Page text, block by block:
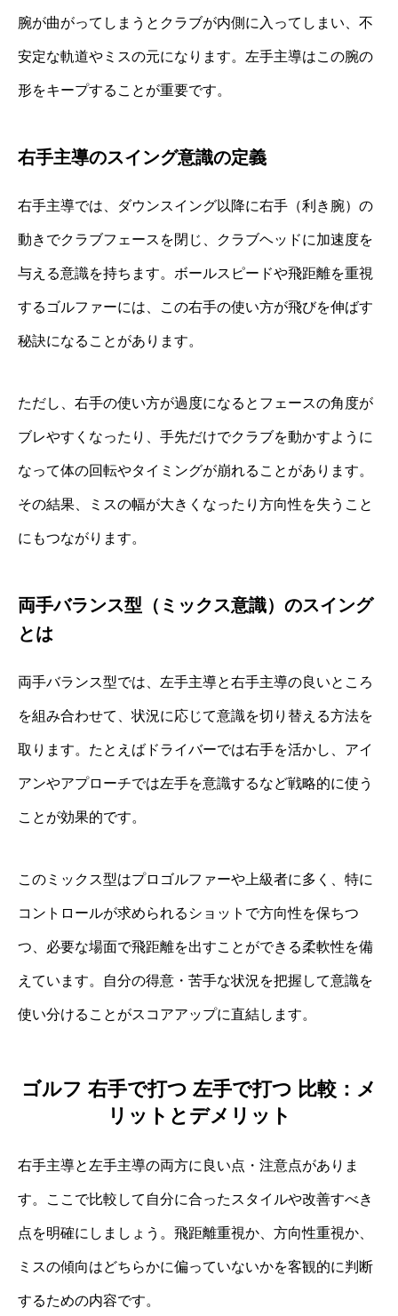
腕が曲がってしまうとクラブが内側に入ってしまい、不
安定な軌道やミスの元になります。左手主導はこの腕の
形をキープすることが重要です。
右手主導のスイング意識の定義
右手主導では、ダウンスイング以降に右手（利き腕）の
動きでクラブフェースを閉じ、クラブヘッドに加速度を
与える意識を持ちます。ボールスピードや飛距離を重視
するゴルファーには、この右手の使い方が飛びを伸ばす
秘訣になることがあります。
ただし、右手の使い方が過度になるとフェースの角度が
ブレやすくなったり、手先だけでクラブを動かすように
なって体の回転やタイミングが崩れることがあります。
その結果、ミスの幅が大きくなったり方向性を失うこと
にもつながります。
両手バランス型（ミックス意識）のスイング
とは
両手バランス型では、左手主導と右手主導の良いところ
を組み合わせて、状況に応じて意識を切り替える方法を
取ります。たとえばドライバーでは右手を活かし、アイ
アンやアプローチでは左手を意識するなど戦略的に使う
ことが効果的です。
このミックス型はプロゴルファーや上級者に多く、特に
コントロールが求められるショットで方向性を保ちつ
つ、必要な場面で飛距離を出すことができる柔軟性を備
えています。自分の得意・苦手な状況を把握して意識を
使い分けることがスコアアップに直結します。
ゴルフ 右手で打つ 左手で打つ 比較：メ
リットとデメリット
右手主導と左手主導の両方に良い点・注意点がありま
す。ここで比較して自分に合ったスタイルや改善すべき
点を明確にしましょう。飛距離重視か、方向性重視か、
ミスの傾向はどちらかに偏っていないかを客観的に判断
するための内容です。